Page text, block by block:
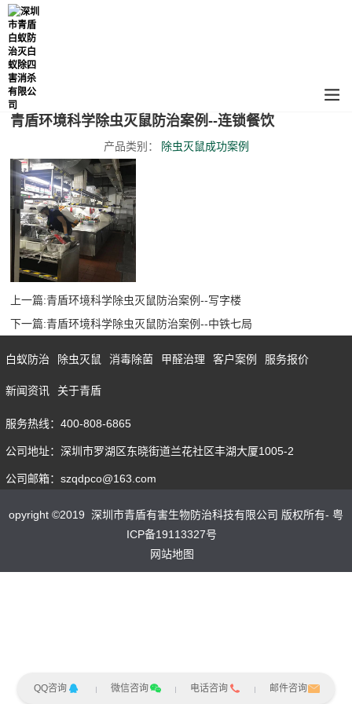
青盾环境科学除虫灭鼠防治案例--连锁餐饮
产品类别： 除虫灭鼠成功案例
上一篇:青盾环境科学除虫灭鼠防治案例--写字楼
下一篇:青盾环境科学除虫灭鼠防治案例--中铁七局
白蚁防治 除虫灭鼠 消毒除菌 甲醛治理 客户案例 服务报价
新闻资讯 关于青盾
服务热线：400-808-6865
公司地址：深圳市罗湖区东晓街道兰花社区丰湖大厦1005-2
公司邮箱：szqdpco@163.com
opyright ©2019 深圳市青盾有害生物防治科技有限公司 版权所有- 粤
ICP备19113327号
网站地图
QQ咨询 微信咨询 电话咨询 邮件咨询